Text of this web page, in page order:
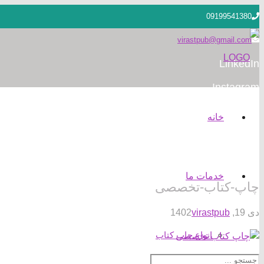
09199541380
virastpub@gmail.com
LinkedIn
Instagram
خانه
خدمات ما
انواع چاپ کتاب
چاپ-کتاب-تخصصی
دی 19, 1402 virastpub